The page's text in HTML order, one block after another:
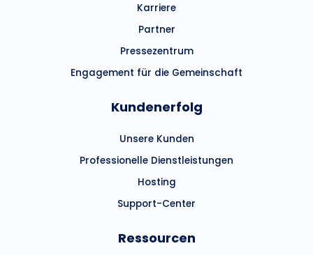
Karriere
Partner
Pressezentrum
Engagement für die Gemeinschaft
Kundenerfolg
Unsere Kunden
Professionelle Dienstleistungen
Hosting
Support-Center
Ressourcen